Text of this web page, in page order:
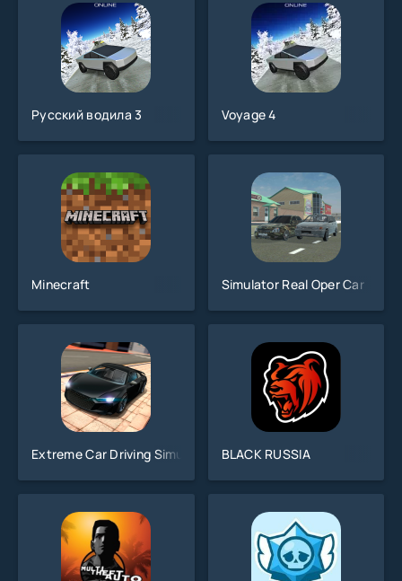
Русский водила 3 Voyage 4
Minecraft Simulator Real Oper Car
Extreme Car Driving Simulator BLACK RUSSIA